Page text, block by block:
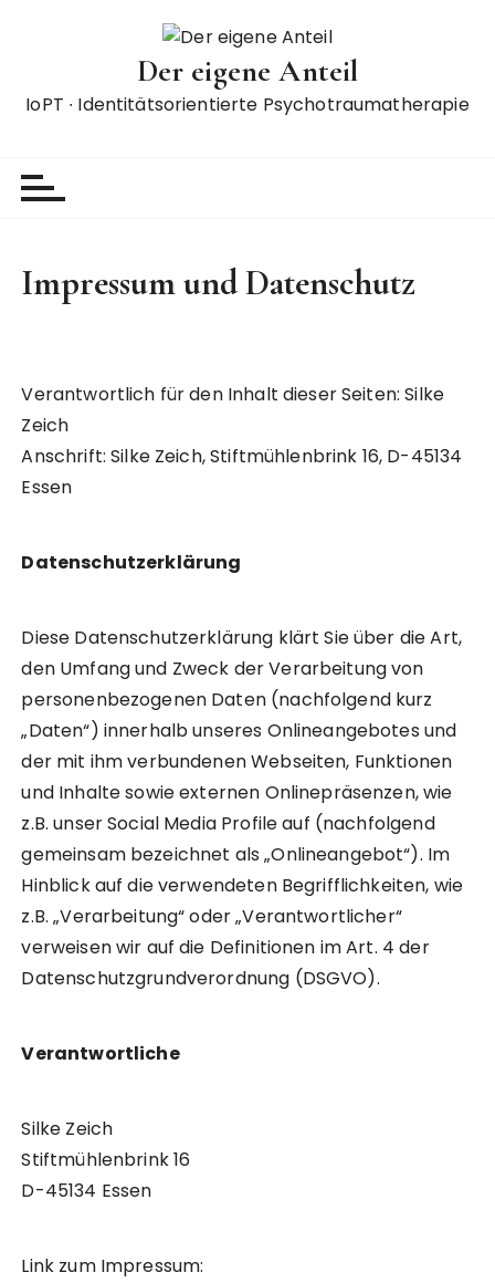
Der eigene Anteil
IoPT ∙ Identitätsorientierte Psychotraumatherapie
Impressum und Datenschutz
Verantwortlich für den Inhalt dieser Seiten: Silke
Zeich
Anschrift: Silke Zeich, Stiftmühlenbrink 16, D-45134
Essen
Datenschutzerklärung
Diese Datenschutzerklärung klärt Sie über die Art,
den Umfang und Zweck der Verarbeitung von
personenbezogenen Daten (nachfolgend kurz
„Daten“) innerhalb unseres Onlineangebotes und
der mit ihm verbundenen Webseiten, Funktionen
und Inhalte sowie externen Onlinepräsenzen, wie
z.B. unser Social Media Profile auf (nachfolgend
gemeinsam bezeichnet als „Onlineangebot“). Im
Hinblick auf die verwendeten Begrifflichkeiten, wie
z.B. „Verarbeitung“ oder „Verantwortlicher“
verweisen wir auf die Definitionen im Art. 4 der
Datenschutzgrundverordnung (DSGVO).
Verantwortliche
Silke Zeich
Stiftmühlenbrink 16
D-45134 Essen
Link zum Impressum: